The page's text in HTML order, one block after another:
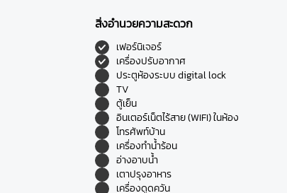
สิ่งอำนวยความสะดวก
เฟอร์นิเจอร์
เครื่องปรับอากาศ
ประตูห้องระบบ digital lock
TV
ตู้เย็น
อินเตอร์เน็ตไร้สาย (WIFI) ในห้อง
โทรศัพท์บ้าน
เครื่องทำน้ำร้อน
อ่างอาบน้ำ
เตาปรุงอาหาร
เครื่องดูดควัน